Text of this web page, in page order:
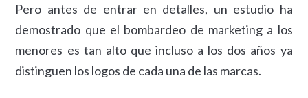
Pero antes de entrar en detalles, un estudio ha
demostrado que el bombardeo de marketing a los
menores es tan alto que incluso a los dos años ya
distinguen los logos de cada una de las marcas.